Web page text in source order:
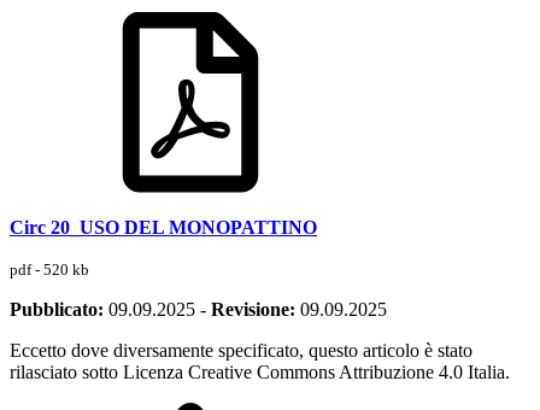
Circ 20_USO DEL MONOPATTINO
pdf - 520 kb
Pubblicato: 09.09.2025 - Revisione: 09.09.2025
Eccetto dove diversamente specificato, questo articolo è stato
rilasciato sotto Licenza Creative Commons Attribuzione 4.0 Italia.